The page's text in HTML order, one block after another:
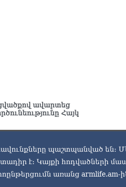
ավարտեց
Հայկ
պաշտպանված են:
է: Կայքի հոդվածների
առանց armlife.am-